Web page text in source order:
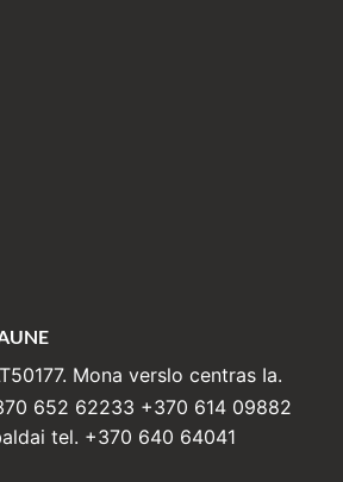
Mona verslo centras Ia.
652 62233 +370 614 09882
tel. +370 640 64041